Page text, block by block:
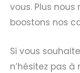
vous. Plus
boostons nos
Si vous
n’hésitez pas